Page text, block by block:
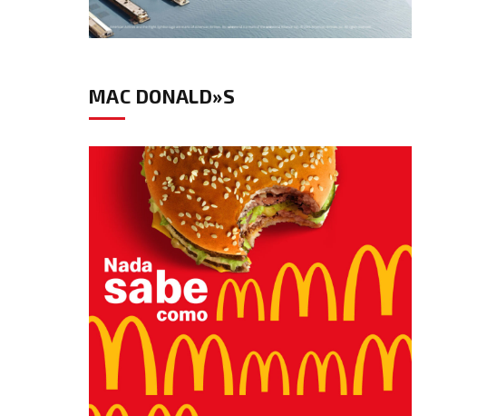
MAC DONALD»S